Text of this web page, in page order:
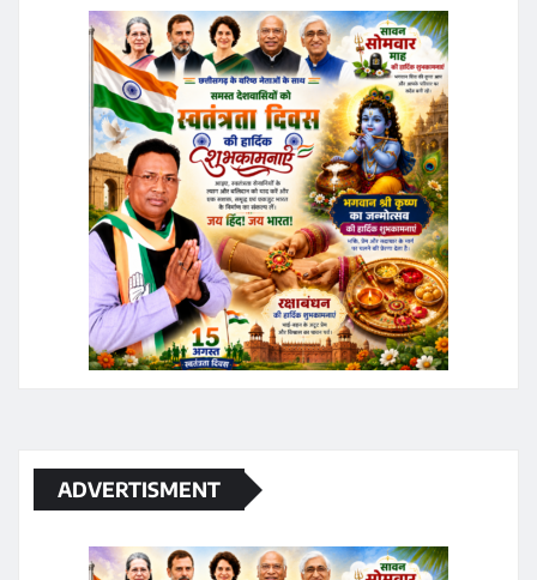
ADVERTISMENT